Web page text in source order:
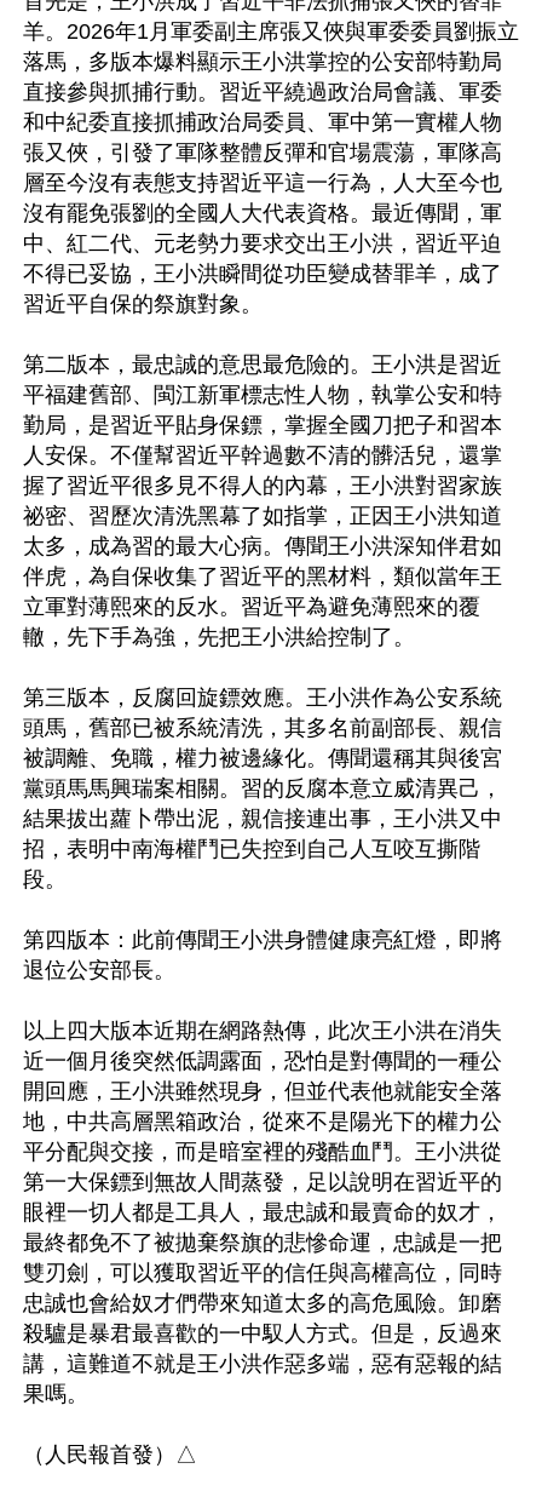
羊。2026年1月軍委副主席張又俠與軍委委員劉振立
落馬，多版本爆料顯示王小洪掌控的公安部特勤局
直接參與抓捕行動。習近平繞過政治局會議、軍委
和中紀委直接抓捕政治局委員、軍中第一實權人物
張又俠，引發了軍隊整體反彈和官場震蕩，軍隊高
層至今沒有表態支持習近平這一行為，人大至今也
沒有罷免張劉的全國人大代表資格。最近傳聞，軍
中、紅二代、元老勢力要求交出王小洪，習近平迫
不得已妥協，王小洪瞬間從功臣變成替罪羊，成了
習近平自保的祭旗對象。
第二版本，最忠誠的意思最危險的。王小洪是習近
平福建舊部、閩江新軍標志性人物，執掌公安和特
勤局，是習近平貼身保鏢，掌握全國刀把子和習本
人安保。不僅幫習近平幹過數不清的髒活兒，還掌
握了習近平很多見不得人的內幕，王小洪對習家族
祕密、習歷次清洗黑幕了如指掌，正因王小洪知道
太多，成為習的最大心病。傳聞王小洪深知伴君如
伴虎，為自保收集了習近平的黑材料，類似當年王
立軍對薄熙來的反水。習近平為避免薄熙來的覆
轍，先下手為強，先把王小洪給控制了。
第三版本，反腐回旋鏢效應。王小洪作為公安系統
頭馬，舊部已被系統清洗，其多名前副部長、親信
被調離、免職，權力被邊緣化。傳聞還稱其與後宮
黨頭馬馬興瑞案相關。習的反腐本意立威清異己，
結果拔出蘿卜帶出泥，親信接連出事，王小洪又中
招，表明中南海權鬥已失控到自己人互咬互撕階
段。
第四版本：此前傳聞王小洪身體健康亮紅燈，即將
退位公安部長。
以上四大版本近期在網路熱傳，此次王小洪在消失
近一個月後突然低調露面，恐怕是對傳聞的一種公
開回應，王小洪雖然現身，但並代表他就能安全落
地，中共高層黑箱政治，從來不是陽光下的權力公
平分配與交接，而是暗室裡的殘酷血鬥。王小洪從
第一大保鏢到無故人間蒸發，足以說明在習近平的
眼裡一切人都是工具人，最忠誠和最賣命的奴才，
最終都免不了被拋棄祭旗的悲慘命運，忠誠是一把
雙刃劍，可以獲取習近平的信任與高權高位，同時
忠誠也會給奴才們帶來知道太多的高危風險。卸磨
殺驢是暴君最喜歡的一中馭人方式。但是，反過來
講，這難道不就是王小洪作惡多端，惡有惡報的結
果嗎。